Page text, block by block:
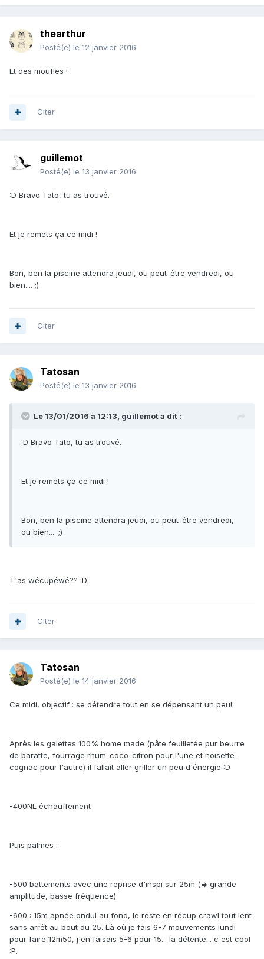
thearthur
Posté(e) le 12 janvier 2016
Et des moufles !
Citer
guillemot
Posté(e) le 13 janvier 2016
:D Bravo Tato, tu as trouvé.
Et je remets ça ce midi !
Bon, ben la piscine attendra jeudi, ou peut-être vendredi, ou
bien.... ;)
Citer
Tatosan
Posté(e) le 13 janvier 2016
Le 13/01/2016 à 12:13, guillemot a dit :
:D Bravo Tato, tu as trouvé.
Et je remets ça ce midi !
Bon, ben la piscine attendra jeudi, ou peut-être vendredi,
ou bien.... ;)
T'as wécupéwé?? :D
Citer
Tatosan
Posté(e) le 14 janvier 2016
Ce midi, objectif : se détendre tout en se dépensant un peu!
Après les galettes 100% home made (pâte feuilletée pur beurre
de baratte, fourrage rhum-coco-citron pour l'une et noisette-
cognac pour l'autre) il fallait aller griller un peu d'énergie :D
-400NL échauffement
Puis palmes :
-500 battements avec une reprise d'inspi sur 25m (=> grande
amplitude, basse fréquence)
-600 : 15m apnée ondul au fond, le reste en récup crawl tout lent
sans arrêt au bout du 25. Là où je fais 6-7 mouvements lundi
pour faire 12m50, j'en faisais 5-6 pour 15... la détente... c'est cool
:P.